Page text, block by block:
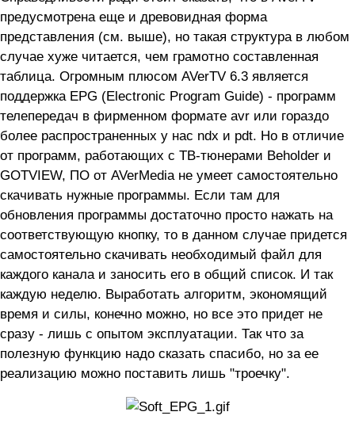
предусмотрена еще и древовидная форма
представления (см. выше), но такая структура в любом
случае хуже читается, чем грамотно составленная
таблица. Огромным плюсом AVerTV 6.3 является
поддержка EPG (Electronic Program Guide) - программ
телепередач в фирменном формате avr или гораздо
более распространенных у нас ndx и pdt. Но в отличие
от программ, работающих с ТВ-тюнерами Beholder и
GOTVIEW, ПО от AVerMedia не умеет самостоятельно
скачивать нужные программы. Если там для
обновления программы достаточно просто нажать на
соответствующую кнопку, то в данном случае придется
самостоятельно скачивать необходимый файл для
каждого канала и заносить его в общий список. И так
каждую неделю. Выработать алгоритм, экономящий
время и силы, конечно можно, но все это придет не
сразу - лишь с опытом эксплуатации. Так что за
полезную функцию надо сказать спасибо, но за ее
реализацию можно поставить лишь "троечку".